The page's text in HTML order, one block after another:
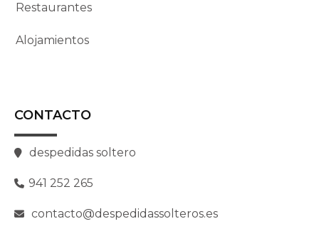
Restaurantes
Alojamientos
CONTACTO
despedidas soltero
941 252 265
contacto@despedidassolteros.es